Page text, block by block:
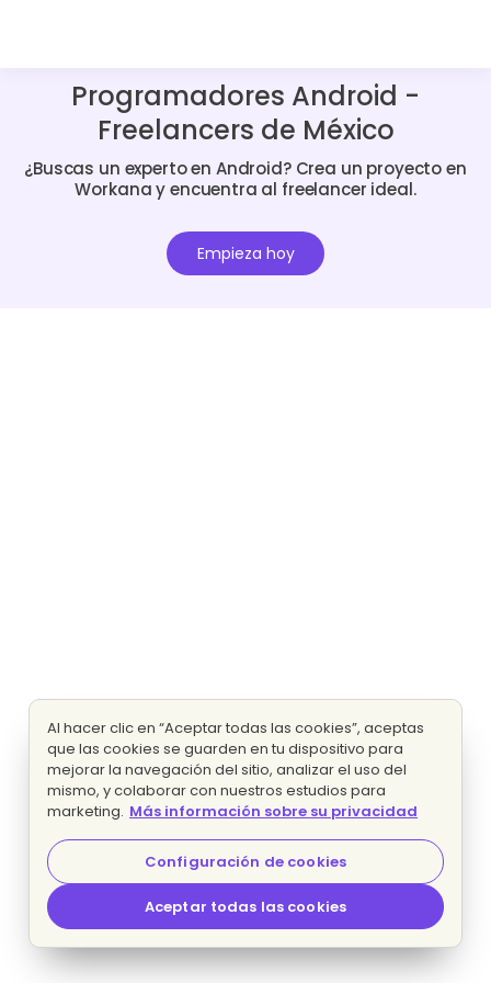
Programadores Android -
Freelancers de México
¿Buscas un experto en Android? Crea un proyecto en
Workana y encuentra al freelancer ideal.
Empieza hoy
Al hacer clic en “Aceptar todas las cookies”, aceptas
que las cookies se guarden en tu dispositivo para
mejorar la navegación del sitio, analizar el uso del
mismo, y colaborar con nuestros estudios para
marketing. Más información sobre su privacidad
Configuración de cookies
Aceptar todas las cookies